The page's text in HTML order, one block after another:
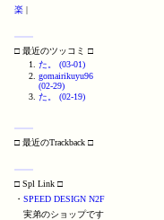
楽 |
□ 最近のツッコミ □
た。 (03-01)
gomairikuyu96
(02-29)
た。 (02-19)
□ 最近のTrackback □
□ Spl Link □
・ SPEED DESIGN N2F
実弟のショップです